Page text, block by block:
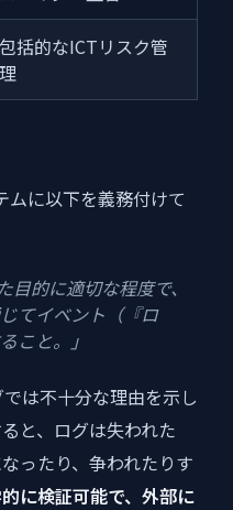
包括的なICTリスク管
理
ムに以下を義務付けて
目的に適切な程度で、
てイベント（『ロ
こと。」
は不十分な理由を示し
と、ログは失われた
ったり、争われたりす
に検証可能で、外部に